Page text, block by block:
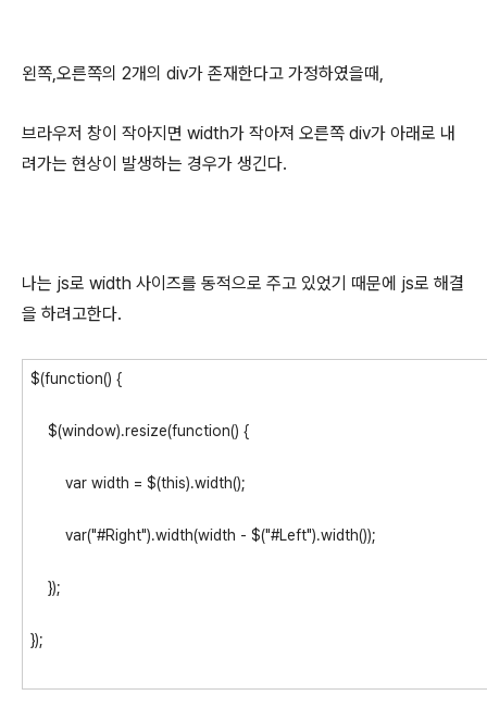
왼쪽,오른쪽의 2개의 div가 존재한다고 가정하였을때,
브라우저 창이 작아지면 width가 작아져 오른쪽 div가 아래로 내
려가는 현상이 발생하는 경우가 생긴다.
나는 js로 width 사이즈를 동적으로 주고 있었기 때문에 js로 해결
을 하려고한다.
$(function() {
$(window).resize(function() {
var width = $(this).width();
var("#Right").width(width - $("#Left").width());
});
});